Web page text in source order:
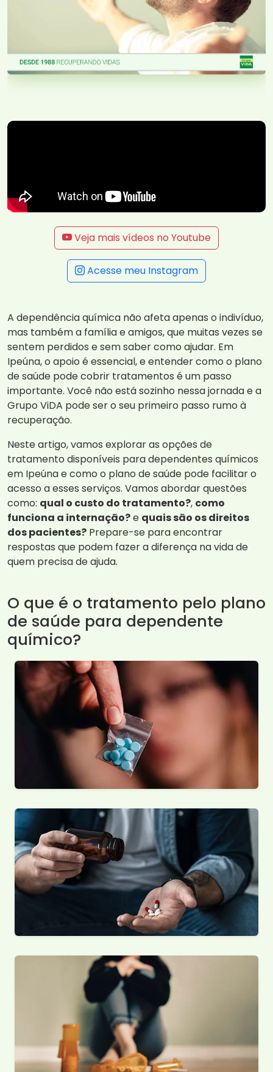
Veja mais vídeos no Youtube
Acesse meu Instagram
A dependência química não afeta apenas o indivíduo,
mas também a família e amigos, que muitas vezes se
sentem perdidos e sem saber como ajudar. Em
Ipeúna, o apoio é essencial, e entender como o plano
de saúde pode cobrir tratamentos é um passo
importante. Você não está sozinho nessa jornada e a
Grupo ViDA pode ser o seu primeiro passo rumo à
recuperação.
Neste artigo, vamos explorar as opções de
tratamento disponíveis para dependentes químicos
em Ipeúna e como o plano de saúde pode facilitar o
acesso a esses serviços. Vamos abordar questões
como: qual o custo do tratamento?, como
funciona a internação?e quais são os direitos
dos pacientes? Prepare-se para encontrar
respostas que podem fazer a diferença na vida de
quem precisa de ajuda.
O que é o tratamento pelo plano
de saúde para dependente
químico?